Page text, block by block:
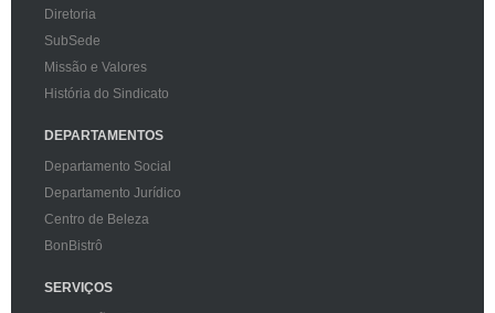
Diretoria
SubSede
Missão e Valores
História do Sindicato
DEPARTAMENTOS
Departamento Social
Departamento Jurídico
Centro de Beleza
BonBistrô
SERVIÇOS